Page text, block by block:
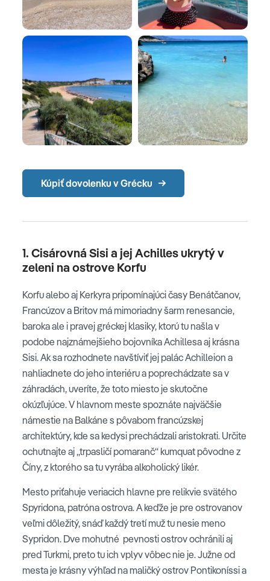
Kúpiť dovolenku v Grécku
1. Cisárovná Sisi a jej Achilles ukrytý v
zeleni na ostrove Korfu
Korfu alebo aj Kerkyra pripomínajúci časy Benátčanov,
Francúzov a Britov má mimoriadny šarm renesancie,
baroka ale i pravej gréckej klasiky, ktorú tu našla v
podobe najznámejšieho bojovníka Achillesa aj krásna
Sisi. Ak sa rozhodnete navštíviť jej palác Achilleion a
nahliadnete do jeho interiéru a poprechádzate sa v
záhradách, uveríte, že toto miesto je skutočne
okúzľujúce. V hlavnom meste spoznáte najväčšie
námestie na Balkáne s pôvabom francúzskej
architektúry, kde sa kedysi prechádzali aristokrati. Určite
ochutnajte aj „trpasličí pomaranč“ kumquat pôvodne z
Číny, z ktorého sa tu vyrába alkoholický likér.
Mesto priťahuje veriacich hlavne pre relikvie svätého
Spyridona, patróna ostrova. A keďže je pre ostrovanov
veľmi dôležitý, snáď každý tretí muž tu nesie meno
Sypridon. Dve mohutné pevnosti ostrov ochránili aj
pred Turkmi, preto tu ich vplyv vôbec nie je. Južne od
mesta je krásny výhľad na maličký ostrov Pontikoníssi a